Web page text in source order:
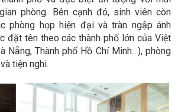
phòng. Bên cạnh đó, sinh viên còn
phòng họp hiện đại và tràn ngập ánh
đặt tên theo các thành phố lớn của Việt
Nẵng, Thành phố Hồ Chí Minh…), phòng
tiện nghi.